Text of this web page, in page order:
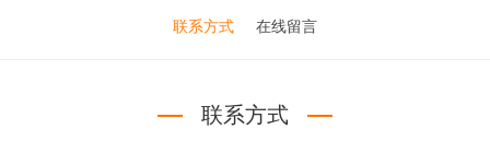
联系方式 在线留言
联系方式